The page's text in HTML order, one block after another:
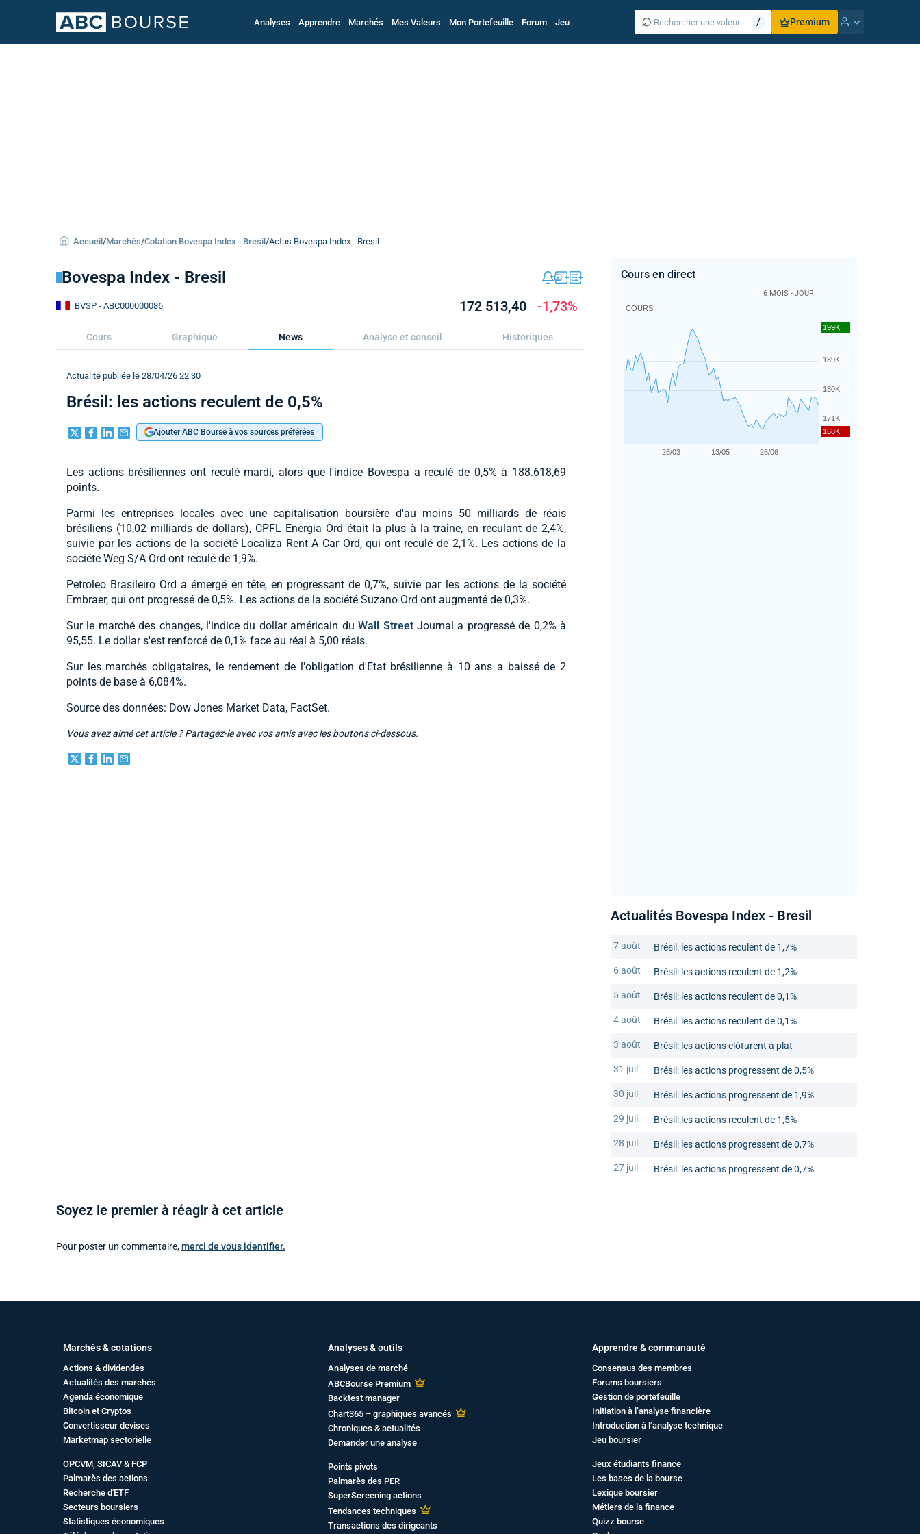
Analyses Apprendre Marchés Mes Valeurs Mon Portefeuille Forum Jeu ⌕ / Premium
Accueil /Marchés/Cotation Bovespa Index - Bresil /Actus Bovespa Index - Bresil
Bovespa Index - Bresil
BVSP - ABC000000086 172 513,40 -1,73%
Cours Graphique News Analyse et conseil Historiques
Actualité publiée le 28/04/26 22:30
Brésil: les actions reculent de 0,5%
Ajouter ABC Bourse à vos sources préférées
Les actions brésiliennes ont reculé mardi, alors que l'indice Bovespa a reculé de 0,5% à 188.618,69
points.
Parmi les entreprises locales avec une capitalisation boursière d'au moins 50 milliards de réais
brésiliens (10,02 milliards de dollars), CPFL Energia Ord était la plus à la traîne, en reculant de 2,4%,
suivie par les actions de la société Localiza Rent A Car Ord, qui ont reculé de 2,1%. Les actions de la
société Weg S/A Ord ont reculé de 1,9%.
Petroleo Brasileiro Ord a émergé en tête, en progressant de 0,7%, suivie par les actions de la société
Embraer, qui ont progressé de 0,5%. Les actions de la société Suzano Ord ont augmenté de 0,3%.
Sur le marché des changes, l'indice du dollar américain duWall StreetJournal a progressé de 0,2% à
95,55. Le dollar s'est renforcé de 0,1% face au réal à 5,00 réais.
Sur les marchés obligataires, le rendement de l'obligation d'Etat brésilienne à 10 ans a baissé de 2
points de base à 6,084%.
Source des données: Dow Jones Market Data, FactSet.
Vous avez aimé cet article ? Partagez-le avec vos amis avec les boutons ci-dessous.
Cours en direct
6 MOIS - JOUR
COURS
Actualités Bovespa Index - Bresil
7 août Brésil: les actions reculent de 1,7%
6 août Brésil: les actions reculent de 1,2%
5 août Brésil: les actions reculent de 0,1%
4 août Brésil: les actions reculent de 0,1%
3 août Brésil: les actions clôturent à plat
31 juil Brésil: les actions progressent de 0,5%
30 juil Brésil: les actions progressent de 1,9%
29 juil Brésil: les actions reculent de 1,5%
28 juil Brésil: les actions progressent de 0,7%
27 juil Brésil: les actions progressent de 0,7%
Soyez le premier à réagir à cet article
Pour poster un commentaire,merci de vous identifier.
Marchés & cotations
Actions & dividendes
Actualités des marchés
Agenda économique
Bitcoin et Cryptos
Convertisseur devises
Marketmap sectorielle
OPCVM, SICAV & FCP
Palmarès des actions
Recherche d'ETF
Secteurs boursiers
Statistiques économiques
Analyses & outils
Analyses de marché
ABCBourse Premium
Backtest manager
Chart365 – graphiques avancés
Chroniques & actualités
Demander une analyse
Points pivots
Palmarès des PER
SuperScreening actions
Tendances techniques
Transactions des dirigeants
Apprendre & communauté
Consensus des membres
Forums boursiers
Gestion de portefeuille
Initiation à l’analyse financière
Introduction à l’analyse technique
Jeu boursier
Jeux étudiants finance
Les bases de la bourse
Lexique boursier
Métiers de la finance
Quizz bourse